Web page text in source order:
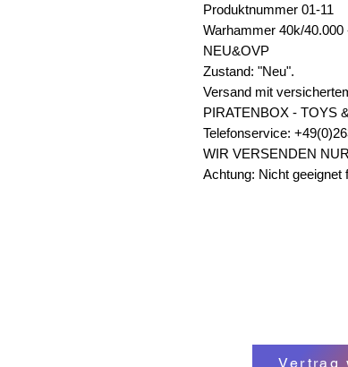
Produktnummer 01-11
Warhammer 40k/
NEU&OVP
Zustand: "Neu".
Versand mit
PIRATENBOX - TOYS
Telefonservice:
WIR VERSENDEN
Achtung: Nicht geeignet
Vertrag